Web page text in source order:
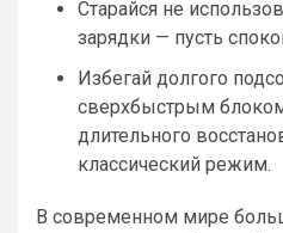
Старайся не
зарядки — пусть
Избегай долгого
сверхбыстрым
длительного
классический режим.
В современном мире